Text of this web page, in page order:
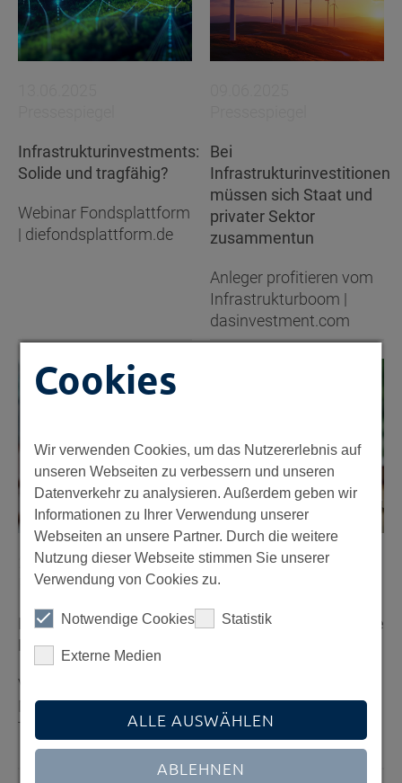
Infrastrukturinvestments:
Solide und tragfähig?
Webinar Fondsplattform
| diefondsplattform.de
Bei
Infrastrukturinvestitionen
müssen sich Staat und
privater Sektor
zusammentun
Anleger profitieren vom
Infrastrukturboom |
dasinvestment.com
22.05.2025
Pressespiegel
InvestmentExpo 2025 in
Berlin
Video-Interview mit
Michael Denk zum
Thema Infrastruktur
30.04.2025
Pressespiegel
Punktsieg für das offene
Denk (Quadoro) und
Michael Hepers (EB-
SIM) | Der Fondsbrief
Cookies
Wir verwenden Cookies, um das Nutzererlebnis auf
unseren Webseiten zu verbessern und unseren
Datenverkehr zu analysieren. Außerdem geben wir
Informationen zu Ihrer Verwendung unserer
Webseiten an unsere Partner. Durch die weitere
Nutzung dieser Webseite stimmen Sie unserer
Verwendung von Cookies zu.
Notwendige Cookies Statistik
Externe Medien
ALLE AUSWÄHLEN
ABLEHNEN